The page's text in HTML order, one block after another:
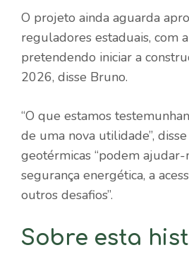
O projeto ainda aguarda
reguladores estaduais, com
pretendendo iniciar a
2026, disse Bruno.
“O que estamos
de uma nova utilidade”,
geotérmicas “podem
segurança energética, a
outros desafios”.
Sobre esta